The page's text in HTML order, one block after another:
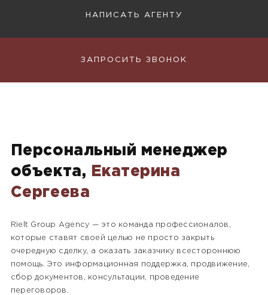
НАПИСАТЬ АГЕНТУ
ЗАПРОСИТЬ ЗВОНОК
Персональный менеджер
объекта,
Екатерина
Сергеева
Rielt Group Agency — это команда профессионалов,
которые ставят своей целью не просто закрыть
очередную сделку, а оказать заказчику всестороннюю
помощь. Это информационная поддержка, продвижение,
сбор документов, консультации, проведение
переговоров.